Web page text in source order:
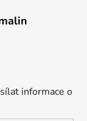
informace o